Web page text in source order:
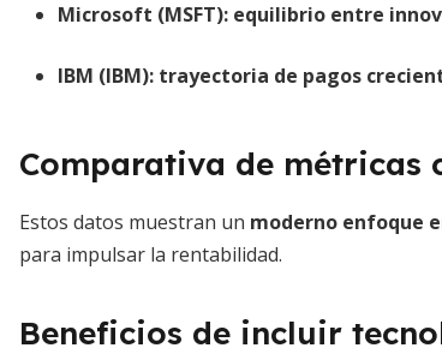
Microsoft (MSFT): equilibrio entre
IBM (IBM): trayectoria de pagos
Comparativa de métricas
Estos datos muestran un moderno enfoque
para impulsar la rentabilidad.
Beneficios de incluir